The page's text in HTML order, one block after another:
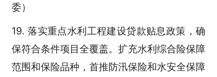
委）
19. 落实重点水利工程建设贷款贴息政策，确
保符合条件项目全覆盖。扩充水利综合险保障
范围和保险品种，首推防汛保险和水安全保障